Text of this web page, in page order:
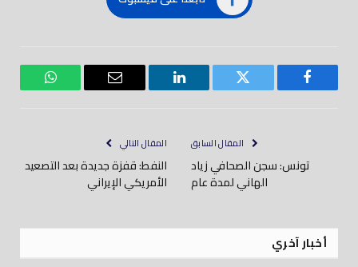
فيسبوك تويتر لينكدود
بريد
واتساب
المقال السابق
تونس: سجن الصحافي زياد
الهاني لمدة عام
المقال التالي
النفط: قفزة جديدة بعد التصعيد
الأمريكي الإيراني
أخبار آخري